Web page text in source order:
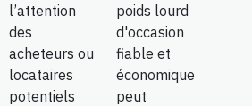
l’attention
des
acheteurs ou
locataires
potentiels
poids lourd
d'occasion
fiable et
économique
peut